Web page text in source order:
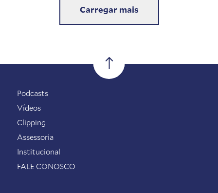
Carregar mais
Podcasts
Vídeos
Clipping
Assessoria
Institucional
FALE CONOSCO